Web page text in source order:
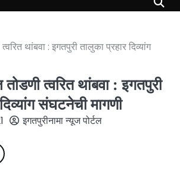
थांबवा : इगतपुरी तालुका प्रहार दिव्यांग
त्वरित थांबवा : इगतपुरी
संघटनेची मागणी
इगतपुरीनामा न्यूज पोर्टल